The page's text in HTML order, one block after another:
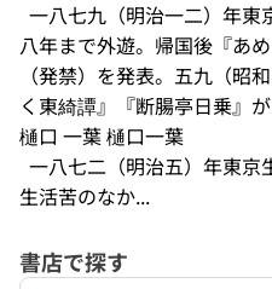
八年まで外遊。帰国後『あ
（発禁）を発表。五九（昭
く東綺譚』『断腸亭日乗』が
樋口 一葉 樋口一葉
生活苦のなか...
書店で探す